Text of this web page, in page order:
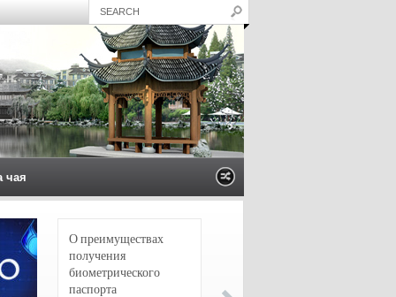
чая
О преимуществах
получения
биометрического
паспорта